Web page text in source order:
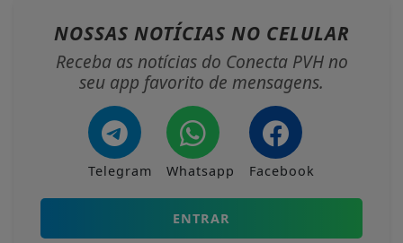
NOSSAS NOTÍCIAS NO CELULAR
Receba as notícias do Conecta PVH no
seu app favorito de mensagens.
Telegram Whatsapp Facebook
ENTRAR